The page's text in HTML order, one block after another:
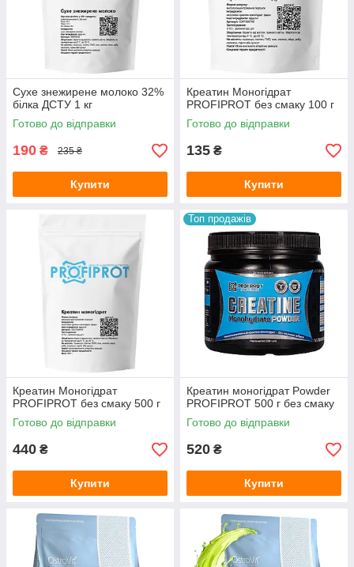
Сухе знежирене молоко 32%
білка ДСТУ 1 кг
Готово до відправки
190 ₴ 235 ₴
Купити
Креатин Моногідрат
PROFIPROT без смаку 100 г
Готово до відправки
135 ₴
Купити
Креатин Моногідрат
PROFIPROT без смаку 500 г
Готово до відправки
440 ₴
Купити
Топ продажів
Креатин моногідрат Powder
PROFIPROT 500 г без смаку
Готово до відправки
520 ₴
Купити